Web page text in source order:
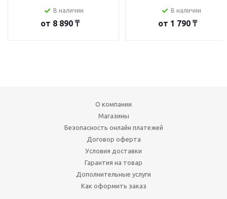
В наличии
от 8 890 ₸
В наличии
от 1 790 ₸
О компании
Магазины
Безопасность онлайн платежей
Договор оферта
Условия доставки
Гарантия на товар
Дополнительные услуги
Как оформить заказ